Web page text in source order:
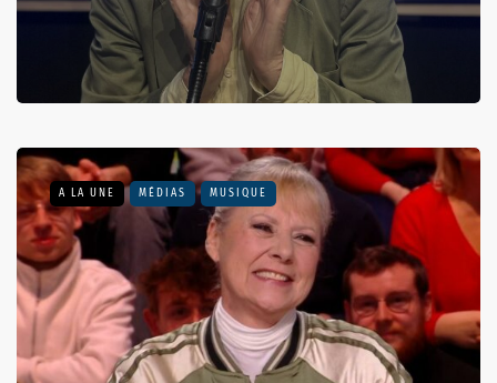
A LA UNE MÉDIAS MUSIQUE